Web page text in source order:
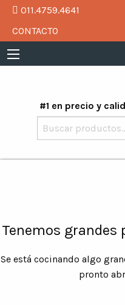
011.4759.4641
CONTACTO
#1 en precio y
Tenemos grandes
Se está cocinando algo
pronto